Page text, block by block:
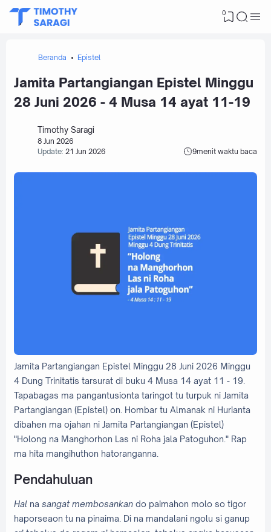
0
Beranda Epistel
Jamita Partangiangan Epistel Minggu
28 Juni 2026 - 4 Musa 14 ayat 11-19
Timothy Saragi
8 Jun 2026
Update: 21 Jun 2026 9menit waktu baca
Jamita Partangiangan Epistel Minggu 28 Juni 2026 Minggu
4 Dung Trinitatis tarsurat di buku 4 Musa 14 ayat 11 - 19.
Tapabagas ma pangantusionta taringot tu turpuk ni Jamita
Partangiangan (Epistel) on. Hombar tu Almanak ni Hurianta
dibahen ma ojahan ni Jamita Partangiangan (Epistel)
"Holong na Manghorhon Las ni Roha jala Patoguhon." Rap
ma hita mangihuthon hatoranganna.
Pendahuluan
Hal na sangat membosankan do paimahon molo so tigor
haporseaon tu na pinaima. Di na mandalani ngolu si ganup